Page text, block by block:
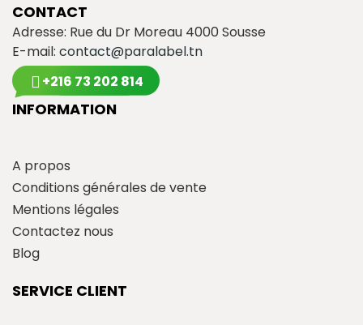
CONTACT
Adresse: Rue du Dr Moreau 4000 Sousse
E-mail: contact@paralabel.tn
+216 73 202 814
INFORMATION
A propos
Conditions générales de vente
Mentions légales
Contactez nous
Blog
SERVICE CLIENT